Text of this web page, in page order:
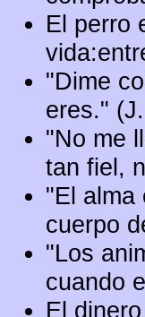
El perro
"Dime
eres."
"No me
tan fiel,
"El alma
cuerpo
"Los
cuando
El